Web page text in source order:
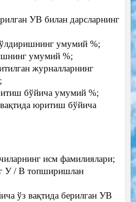
УВ билан дарсларнинг
умумий %;
умумий %;
журналларнинг
бўйича умумий %;
юритиш бўйича
исм фамилиялари;
У / В топширишлан
ўз вақтида берилган УВ